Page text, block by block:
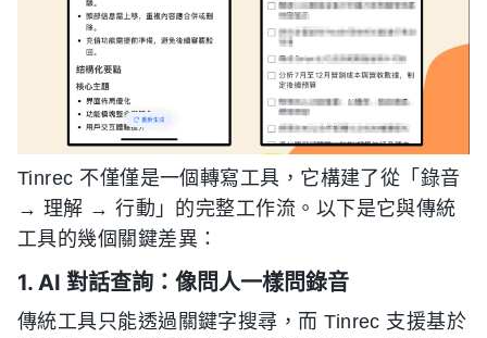
Tinrec 不僅僅是一個轉寫工具，它構建了從「錄音
→ 理解 → 行動」的完整工作流。以下是它與傳統
工具的幾個關鍵差異：
1. AI 對話查詢：像問人一樣問錄音
傳統工具只能透過關鍵字搜尋，而 Tinrec 支援基於